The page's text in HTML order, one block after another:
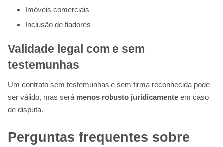
Imóveis comerciais
Inclusão de fiadores
Validade legal com e sem
testemunhas
Um contrato sem testemunhas e sem firma reconhecida pode
ser válido, mas será menos robusto juridicamente em caso
de disputa.
Perguntas frequentes sobre